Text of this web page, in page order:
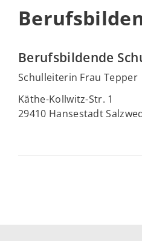
Berufsbildende
Schulleiterin Frau Tepper
Käthe-Kollwitz-Str. 1
29410 Hansestadt